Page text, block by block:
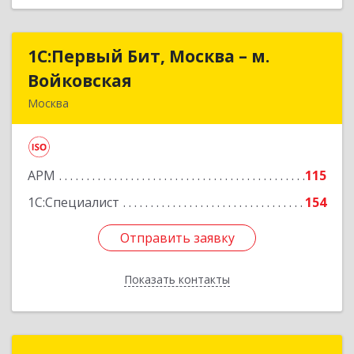
1С:Первый Бит, Москва – м.
Войковская
Москва
АРМ
115
1С:Специалист
154
Отправить заявку
Показать контакты
1С:Первый Бит, Москва – м.
Подробнее
Отправить заявку
Назад